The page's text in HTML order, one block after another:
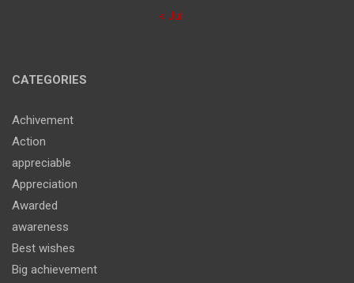
« Jul
CATEGORIES
Achivement
Action
appreciable
Appreciation
Awarded
awareness
Best wishes
Big achievement